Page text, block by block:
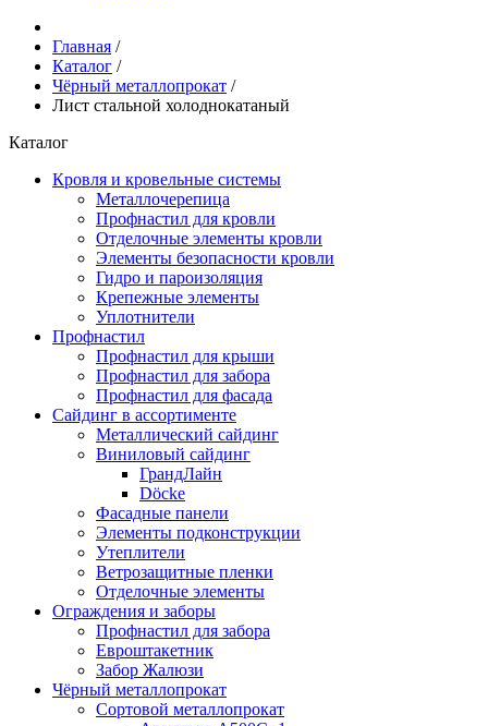
Главная /
Каталог /
Чёрный металлопрокат /
Лист стальной холоднокатаный
Каталог
Кровля и кровельные системы
Металлочерепица
Профнастил для кровли
Отделочные элементы кровли
Элементы безопасности кровли
Гидро и пароизоляция
Крепежные элементы
Уплотнители
Профнастил
Профнастил для крыши
Профнастил для забора
Профнастил для фасада
Сайдинг в ассортименте
Металлический сайдинг
Виниловый сайдинг
ГрандЛайн
Döcke
Фасадные панели
Элементы подконструкции
Утеплители
Ветрозащитные пленки
Отделочные элементы
Ограждения и заборы
Профнастил для забора
Евроштакетник
Забор Жалюзи
Чёрный металлопрокат
Сортовой металлопрокат